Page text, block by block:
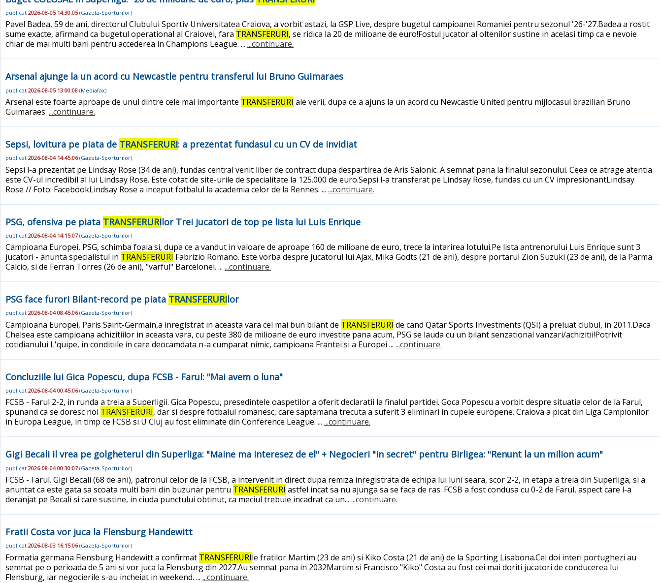
publicat 2026-08-05 14:30:05(Gazeta-Sporturilor)
Pavel Badea, 59 de ani, directorul Clubului Sportiv Universitatea Craiova, a vorbit astazi, la GSP Live, despre bugetul campioanei Romaniei pentru sezonul '26-'27.Badea a rostit
sume exacte, afirmand ca bugetul operational al Craiovei, fara TRANSFERURI, se ridica la 20 de milioane de euro!Fostul jucator al oltenilor sustine in acelasi timp ca e nevoie
chiar de mai multi bani pentru accederea in Champions League. ... ...continuare.
Arsenal ajunge la un acord cu Newcastle pentru transferul lui Bruno Guimaraes
publicat 2026-08-05 13:00:08 (Mediafax)
Arsenal este foarte aproape de unul dintre cele mai importante TRANSFERURI ale verii, dupa ce a ajuns la un acord cu Newcastle United pentru mijlocasul brazilian Bruno
Guimaraes. ...continuare.
Sepsi, lovitura pe piata de TRANSFERURI: a prezentat fundasul cu un CV de invidiat
publicat 2026-08-04 14:45:06(Gazeta-Sporturilor)
Sepsi l-a prezentat pe Lindsay Rose (34 de ani), fundas central venit liber de contract dupa despartirea de Aris Salonic. A semnat pana la finalul sezonului. Ceea ce atrage atentia
este CV-ul incredibil al lui Lindsay Rose. Este cotat de site-urile de specialitate la 125.000 de euro.Sepsi l-a transferat pe Lindsay Rose, fundas cu un CV impresionantLindsay
Rose // Foto: FacebookLindsay Rose a inceput fotbalul la academia celor de la Rennes. ... ...continuare.
PSG, ofensiva pe piata TRANSFERURIlor Trei jucatori de top pe lista lui Luis Enrique
publicat 2026-08-04 14:15:07(Gazeta-Sporturilor)
Campioana Europei, PSG, schimba foaia si, dupa ce a vandut in valoare de aproape 160 de milioane de euro, trece la intarirea lotului.Pe lista antrenorului Luis Enrique sunt 3
jucatori - anunta specialistul in TRANSFERURI Fabrizio Romano. Este vorba despre jucatorul lui Ajax, Mika Godts (21 de ani), despre portarul Zion Suzuki (23 de ani), de la Parma
Calcio, si de Ferran Torres (26 de ani), "varful" Barcelonei. ... ...continuare.
PSG face furori Bilant-record pe piata TRANSFERURIlor
publicat 2026-08-04 08:45:06(Gazeta-Sporturilor)
Campioana Europei, Paris Saint-Germain,a inregistrat in aceasta vara cel mai bun bilant de TRANSFERURI de cand Qatar Sports Investments (QSI) a preluat clubul, in 2011.Daca
Chelsea este campioana achizitiilor in aceasta vara, cu peste 380 de milioane de euro investite pana acum, PSG se lauda cu un bilant senzational vanzari/achizitii!Potrivit
cotidianului L'quipe, in conditiile in care deocamdata n-a cumparat nimic, campioana Frantei si a Europei ... ...continuare.
Concluziile lui Gica Popescu, dupa FCSB - Farul: "Mai avem o luna"
publicat 2026-08-04 00:45:06(Gazeta-Sporturilor)
FCSB - Farul 2-2, in runda a treia a Superligii. Gica Popescu, presedintele oaspetilor a oferit declaratii la finalul partidei. Goca Popescu a vorbit despre situatia celor de la Farul,
spunand ca se doresc noi TRANSFERURI, dar si despre fotbalul romanesc, care saptamana trecuta a suferit 3 eliminari in cupele europene. Craiova a picat din Liga Campionilor
in Europa League, in timp ce FCSB si U Cluj au fost eliminate din Conference League. ... ...continuare.
Gigi Becali il vrea pe golgheterul din Superliga: "Maine ma interesez de el" + Negocieri "in secret" pentru Birligea: "Renunt la un milion acum"
publicat 2026-08-04 00:30:07(Gazeta-Sporturilor)
FCSB - Farul. Gigi Becali (68 de ani), patronul celor de la FCSB, a intervenit in direct dupa remiza inregistrata de echipa lui luni seara, scor 2-2, in etapa a treia din Superliga, si a
anuntat ca este gata sa scoata multi bani din buzunar pentru TRANSFERURI astfel incat sa nu ajunga sa se faca de ras. FCSB a fost condusa cu 0-2 de Farul, aspect care l-a
deranjat pe Becali si care sustine, in ciuda punctului obtinut, ca meciul trebuie incadrat ca un... ...continuare.
Fratii Costa vor juca la Flensburg Handewitt
publicat 2026-08-03 16:15:06(Gazeta-Sporturilor)
Formatia germana Flensburg Handewitt a confirmat TRANSFERURIle fratilor Martim (23 de ani) si Kiko Costa (21 de ani) de la Sporting Lisabona.Cei doi interi portughezi au
semnat pe o perioada de 5 ani si vor juca la Flensburg din 2027.Au semnat pana in 2032Martim si Francisco "Kiko" Costa au fost cei mai doriti jucatori de conducerea lui
Flensburg, iar negocierile s-au incheiat in weekend. ... ...continuare.